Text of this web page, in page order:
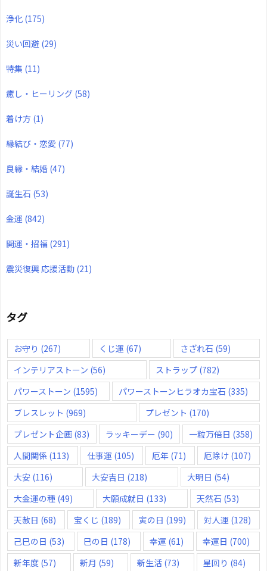
浄化 (175)
災い回避 (29)
特集 (11)
癒し・ヒーリング (58)
着け方 (1)
縁結び・恋愛 (77)
良縁・結婚 (47)
誕生石 (53)
金運 (842)
開運・招福 (291)
震災復興 応援活動 (21)
タグ
お守り (267) くじ運 (67) さざれ石 (59)
インテリアストーン (56) ストラップ(782)
パワーストーン (1595) パワーストーンヒラオカ宝石 (335)
ブレスレット (969) プレゼント (170)
プレゼント企画 (83) ラッキーデー (90) 一粒万倍日 (358)
人間関係 (113) 仕事運 (105) 厄年 (71) 厄除け (107)
大安 (116) 大安吉日 (218) 大明日 (54)
大金運の種 (49) 大願成就日 (133) 天然石 (53)
天赦日 (68) 宝くじ (189) 寅の日 (199) 対人運 (128)
己巳の日 (53) 巳の日 (178) 幸運 (61) 幸運日 (700)
新年度 (57) 新月 (59) 新生活 (73) 星回り (84)